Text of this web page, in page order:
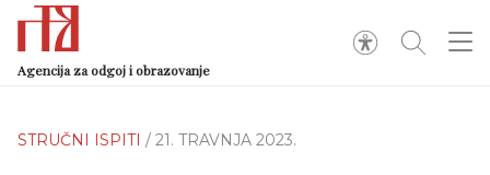
Agencija za odgoj i obrazovanje
STRUČNI ISPITI / 21. TRAVNJA 2023.